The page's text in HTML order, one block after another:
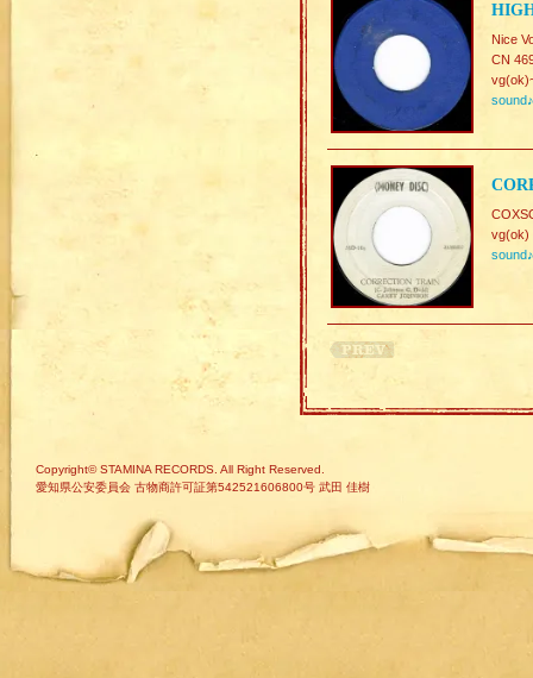
Nice
CN
sound♪
vg(ok)
sound♪
Copyright© STAMINA RECORDS. All Right Reserved.
愛知県公安委員会 古物商許可証第542521606800号 武田 佳樹